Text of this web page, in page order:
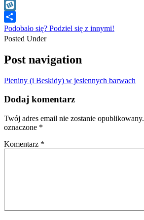
WhatsApp
Wykop
Podobało się? Podziel się z innymi!
Posted Under
Post navigation
Pieniny (i Beskidy) w jesiennych barwach
Dodaj komentarz
Twój adres email nie zostanie opublikowany.
oznaczone *
Komentarz *